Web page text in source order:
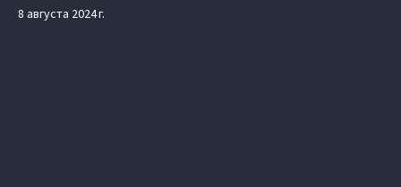
8 августа 2024 г.